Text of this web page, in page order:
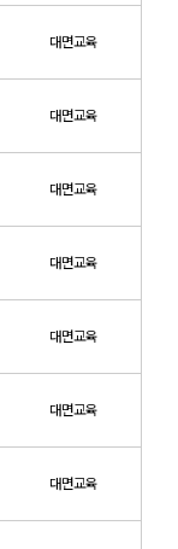
대면교육
대면교육
대면교육
대면교육
대면교육
대면교육
대면교육